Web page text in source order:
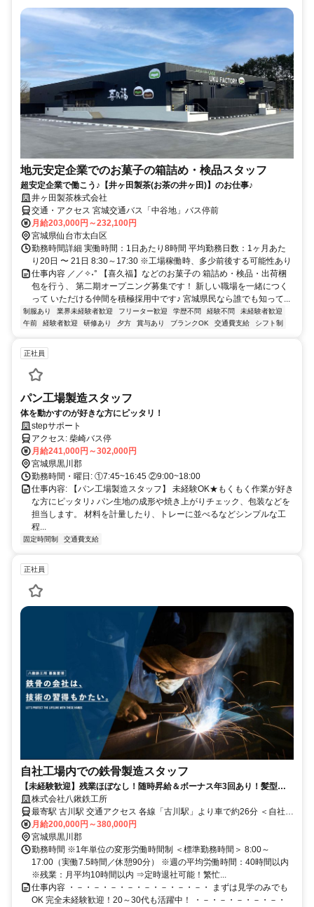
地元安定企業でのお菓子の箱詰め・検品スタッフ
超安定企業で働こう♪【井ヶ田製茶(お茶の井ヶ田)】のお仕事♪
井ヶ田製茶株式会社
交通・アクセス 宮城交通バス「中谷地」バス停前
月給203,000円～232,100円
宮城県仙台市太白区
勤務時間詳細 実働時間：1日あたり8時間 平均勤務日数：1ヶ月あた
り20日 〜 21日 8:30～17:30 ※工場稼働時、多少前後する可能性あり
仕事内容 ／／✧˖° 【喜久福】などのお菓子の 箱詰め・検品・出荷梱
包を行う、 第二期オープニング募集です！ 新しい職場を一緒につく
って いただける仲間を積極採用中です♪ 宮城県民なら誰でも知って...
制服あり 業界未経験者歓迎 フリーター歓迎 学歴不問 経験不問
未経験者歓迎
午前
経験者歓迎 研修あり 夕方 賞与あり ブランクOK 交通費支給 シフト制
正社員
パン工場製造スタッフ
体を動かすのが好きな方にピッタリ！
stepサポート
アクセス: 柴崎バス停
月給241,000円～302,000円
宮城県黒川郡
勤務時間・曜日: ①7:45~16:45 ②9:00~18:00
仕事内容: 【パン工場製造スタッフ】 未経験OK★もくもく作業が好き
な方にピッタリ♪ パン生地の成形や焼き上がりチェック、包装などを
担当します。 材料を計量したり、トレーに並べるなどシンプルな工
程...
固定時間制 交通費支給
正社員
自社工場内での鉄骨製造スタッフ
【未経験歓迎】残業ほぼなし！随時昇給＆ボーナス年3回あり！髪型・
髪色自由〇
株式会社八鍬鉄工所
最寄駅 古川駅 交通アクセス 各線「古川駅」より車で約26分 ＜自社工
月給200,000円～380,000円
宮城県黒川郡
勤務時間 ※1年単位の変形労働時間制 ＜標準勤務時間＞ 8:00～
17:00（実働7.5時間／休憩90分） ※週の平均労働時間：40時間以内
※残業：月平均10時間以内 ⇒定時退社可能！繁忙...
仕事内容 ・－・－・－・－・－・－・－・－・ まずは見学のみでも
OK 完全未経験歓迎！20～30代も活躍中！ ・－・－・－・－・－・